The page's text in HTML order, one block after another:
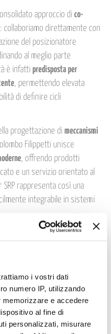
i vostri dati
numero IP, utilizzando
e accedere
al fine di
personalizzati, misurare
approccio di co-
collaboriamo direttamente con
del posizionatore
al meglio parte
è infatti predisposta per
, permettendo elevata
di definire cicli
progettazione di meccanismi
Filippetti unisce
, offrendo prodotti
e un servizio orientato al
rappresenta così una
integrabile in sistemi
relativi al prodotto,